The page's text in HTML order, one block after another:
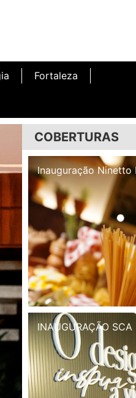
Fortaleza
COBERTURAS
Inauguração Illa Café
INAUGURAÇÃO SCA